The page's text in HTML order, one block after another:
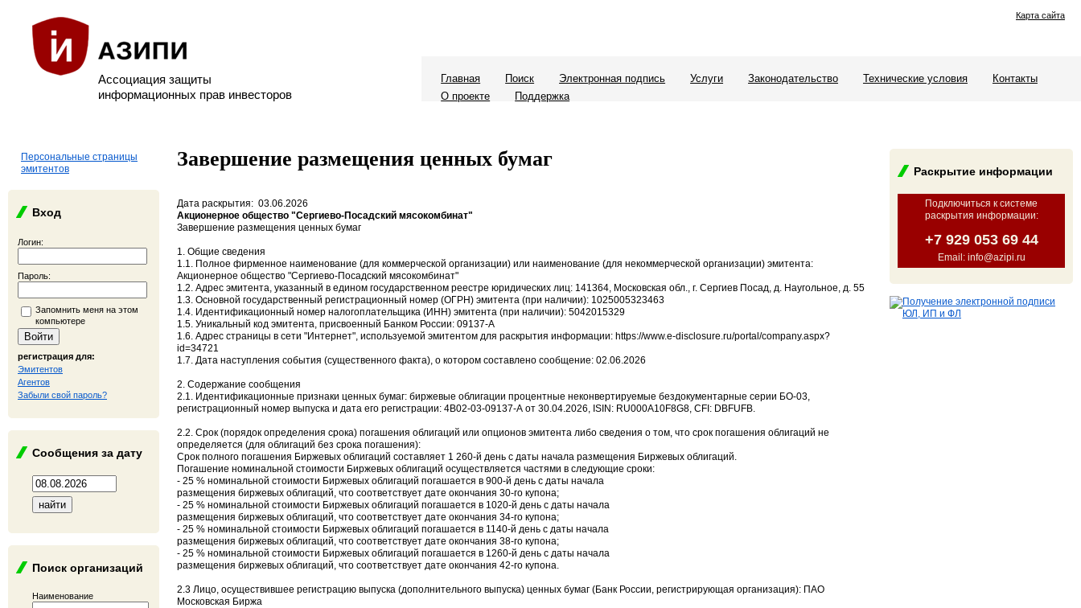
Ассоциация защиты
информационных прав инвесторов
Карта сайта
Главная Поиск Электронная подпись Услуги Законодательство Технические условия
Контакты
О проекте
Поддержка
Персональные страницы
эмитентов
Вход
Логин:
Пароль:
Запомнить меня на этом
компьютере
регистрация для:
Эмитентов
Агентов
Забыли свой пароль?
Сообщения за дату
Поиск организаций
Наименование
Раскрытие информации
Подключиться к системе
раскрытия информации:
+7 929 053 69 44
Email: info@azipi.ru
Завершение размещения ценных бумаг
Дата раскрытия: 03.06.2026
Акционерное общество "Сергиево-Посадский мясокомбинат"
Завершение размещения ценных бумаг
1. Общие сведения
1.1. Полное фирменное наименование (для коммерческой организации) или наименование (для некоммерческой организации) эмитента:
Акционерное общество "Сергиево-Посадский мясокомбинат"
1.2. Адрес эмитента, указанный в едином государственном реестре юридических лиц: 141364, Московская обл., г. Сергиев Посад, д. Наугольное, д. 55
1.3. Основной государственный регистрационный номер (ОГРН) эмитента (при наличии): 1025005323463
1.4. Идентификационный номер налогоплательщика (ИНН) эмитента (при наличии): 5042015329
1.5. Уникальный код эмитента, присвоенный Банком России: 09137-A
1.6. Адрес страницы в сети "Интернет", используемой эмитентом для раскрытия информации: https://www.e-disclosure.ru/portal/company.aspx?
id=34721
1.7. Дата наступления события (существенного факта), о котором составлено сообщение: 02.06.2026
2. Содержание сообщения
2.1. Идентификационные признаки ценных бумаг: биржевые облигации процентные неконвертируемые бездокументарные серии БО-03,
регистрационный номер выпуска и дата его регистрации: 4B02-03-09137-А от 30.04.2026, ISIN: RU000A10F8G8, CFI: DBFUFB.
2.2. Срок (порядок определения срока) погашения облигаций или опционов эмитента либо сведения о том, что срок погашения облигаций не
определяется (для облигаций без срока погашения):
Срок полного погашения Биржевых облигаций составляет 1 260-й день с даты начала размещения Биржевых облигаций.
Погашение номинальной стоимости Биржевых облигаций осуществляется частями в следующие сроки:
- 25 % номинальной стоимости Биржевых облигаций погашается в 900-й день с даты начала
размещения биржевых облигаций, что соответствует дате окончания 30-го купона;
- 25 % номинальной стоимости Биржевых облигаций погашается в 1020-й день с даты начала
размещения биржевых облигаций, что соответствует дате окончания 34-го купона;
- 25 % номинальной стоимости Биржевых облигаций погашается в 1140-й день с даты начала
размещения биржевых облигаций, что соответствует дате окончания 38-го купона;
- 25 % номинальной стоимости Биржевых облигаций погашается в 1260-й день с даты начала
размещения биржевых облигаций, что соответствует дате окончания 42-го купона.
2.3 Лицо, осуществившее регистрацию выпуска (дополнительного выпуска) ценных бумаг (Банк России, регистрирующая организация): ПАО
Московская Биржа